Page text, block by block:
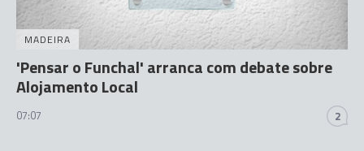
MADEIRA
'Pensar o Funchal' arranca com debate sobre
Alojamento Local
07:07 2